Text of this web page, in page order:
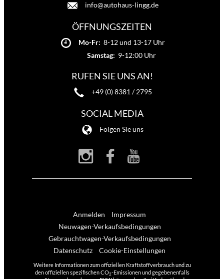
info@autohaus-lingg.de
ÖFFNUNGSZEITEN
Mo-Fr: 8-12 und 13-17 Uhr
Samstag: 9-12:00 Uhr
RUFEN SIE UNS AN!
+49 (0) 8381 / 2795
SOCIAL MEDIA
Folgen Sie uns
Anmelden
Impressum
Neuwagen-Verkaufsbedingungen
Gebrauchtwagen-Verkaufsbedingungen
Datenschutz
Cookie-Einstellungen
Weitere Informationen zum offiziellen Kraftstoffverbrauch und zu
den offiziellen spezifischen CO2-Emissionen und gegebenenfalls